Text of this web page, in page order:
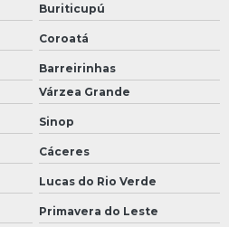
Buriticupú
Coroatá
Barreirinhas
Várzea Grande
Sinop
Cáceres
Lucas do Rio Verde
Primavera do Leste